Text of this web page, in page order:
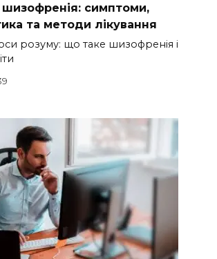
симптоми,
та методи лікування
розуму: що таке шизофренія і